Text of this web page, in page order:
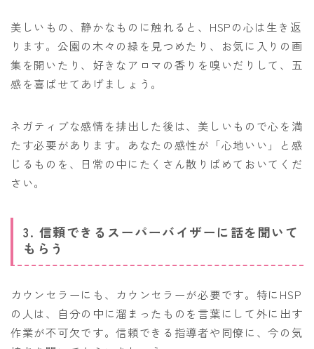
美しいもの、静かなものに触れると、HSPの心は生き返
ります。公園の木々の緑を見つめたり、お気に入りの画
集を開いたり、好きなアロマの香りを嗅いだりして、五
感を喜ばせてあげましょう。
ネガティブな感情を排出した後は、美しいもので心を満
たす必要があります。あなたの感性が「心地いい」と感
じるものを、日常の中にたくさん散りばめておいてくだ
さい。
3. 信頼できるスーパーバイザーに話を聞いて
もらう
カウンセラーにも、カウンセラーが必要です。特にHSP
の人は、自分の中に溜まったものを言葉にして外に出す
作業が不可欠です。信頼できる指導者や同僚に、今の気